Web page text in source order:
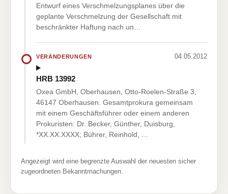
Entwurf eines Verschmelzungsplanes über die
geplante Verschmelzung der Gesellschaft mit
beschränkter Haftung nach un…
VERÄNDERUNGEN 04.05.2012
HRB 13992
Oxea GmbH, Oberhausen, Otto-Roelen-Straße 3,
46147 Oberhausen. Gesamtprokura gemeinsam
mit einem Geschäftsführer oder einem anderen
Prokuristen: Dr. Becker, Günther, Duisburg,
*XX.XX.XXXX; Bührer, Reinhold, …
Angezeigt wird eine begrenzte Auswahl der neuesten sicher
zugeordneten Bekanntmachungen.